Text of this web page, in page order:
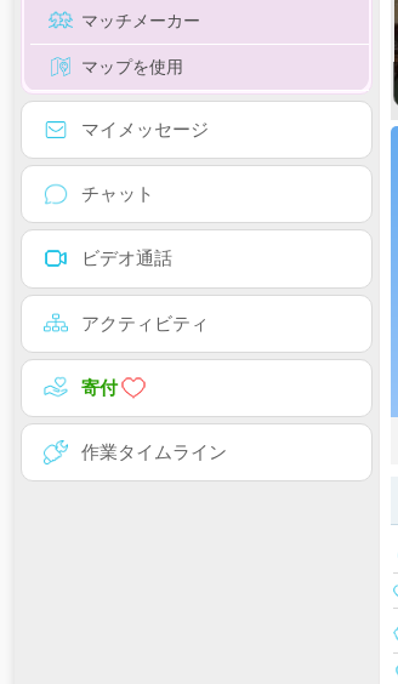
マッチメーカー
マップを使用
マイメッセージ
チャット
ビデオ通話
アクティビティ
寄付
作業タイムライン